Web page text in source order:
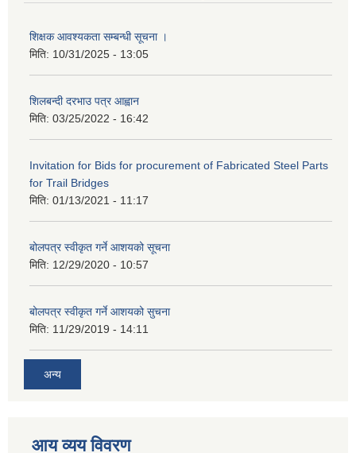
शिक्षक आवश्यकता सम्बन्धी सूचना ।
मिति: 10/31/2025 - 13:05
शिलबन्दी दरभाउ पत्र आह्वान
मिति: 03/25/2022 - 16:42
Invitation for Bids for procurement of Fabricated Steel Parts
for Trail Bridges
मिति: 01/13/2021 - 11:17
बोलपत्र स्वीकृत गर्ने आशयको सूचना
मिति: 12/29/2020 - 10:57
बोलपत्र स्वीकृत गर्ने आशयको सुचना
मिति: 11/29/2019 - 14:11
अन्य
आय व्यय विवरण